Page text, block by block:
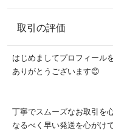
取引の評価
はじめましてプロフィール
ありがとうございます😊
丁寧でスムーズなお取引を
なるべく早い発送を心がけ